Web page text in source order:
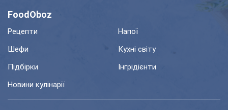
FoodOboz
Рецепти
Напої
Шефи
Кухні світу
Підбірки
Інгрідієнти
Новини кулінарії